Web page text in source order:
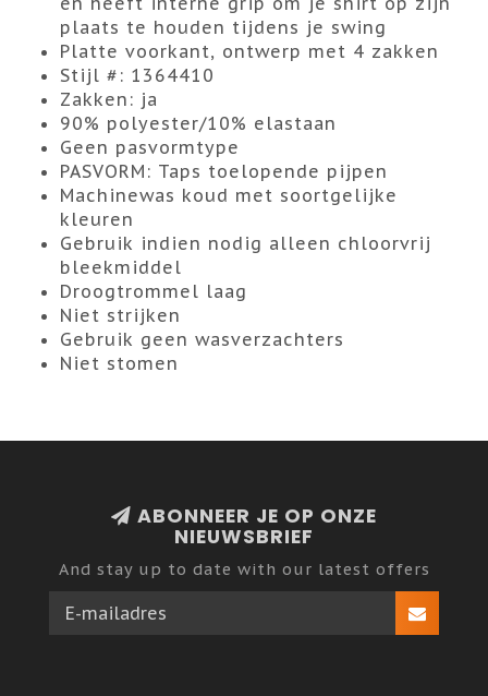
plaats te houden tijdens je swing
Platte voorkant, ontwerp met 4 zakken
Stijl #: 1364410
Zakken: ja
90% polyester/10% elastaan
Geen pasvormtype
PASVORM: Taps toelopende pijpen
Machinewas koud met soortgelijke
kleuren
Gebruik indien nodig alleen chloorvrij
bleekmiddel
Droogtrommel laag
Niet strijken
Gebruik geen wasverzachters
Niet stomen
ABONNEER JE OP ONZE
NIEUWSBRIEF
And stay up to date with our latest offers